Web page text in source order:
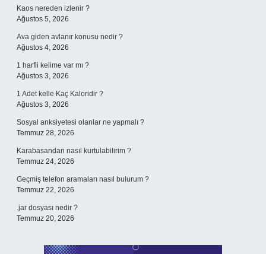
Kaos nereden izlenir ?
Ağustos 5, 2026
Ava giden avlanır konusu nedir ?
Ağustos 4, 2026
1 harfli kelime var mı ?
Ağustos 3, 2026
1 Adet kelle Kaç Kaloridir ?
Ağustos 3, 2026
Sosyal anksiyetesi olanlar ne yapmalı ?
Temmuz 28, 2026
Karabasandan nasıl kurtulabilirim ?
Temmuz 24, 2026
Geçmiş telefon aramaları nasıl bulurum ?
Temmuz 22, 2026
.jar dosyası nedir ?
Temmuz 20, 2026